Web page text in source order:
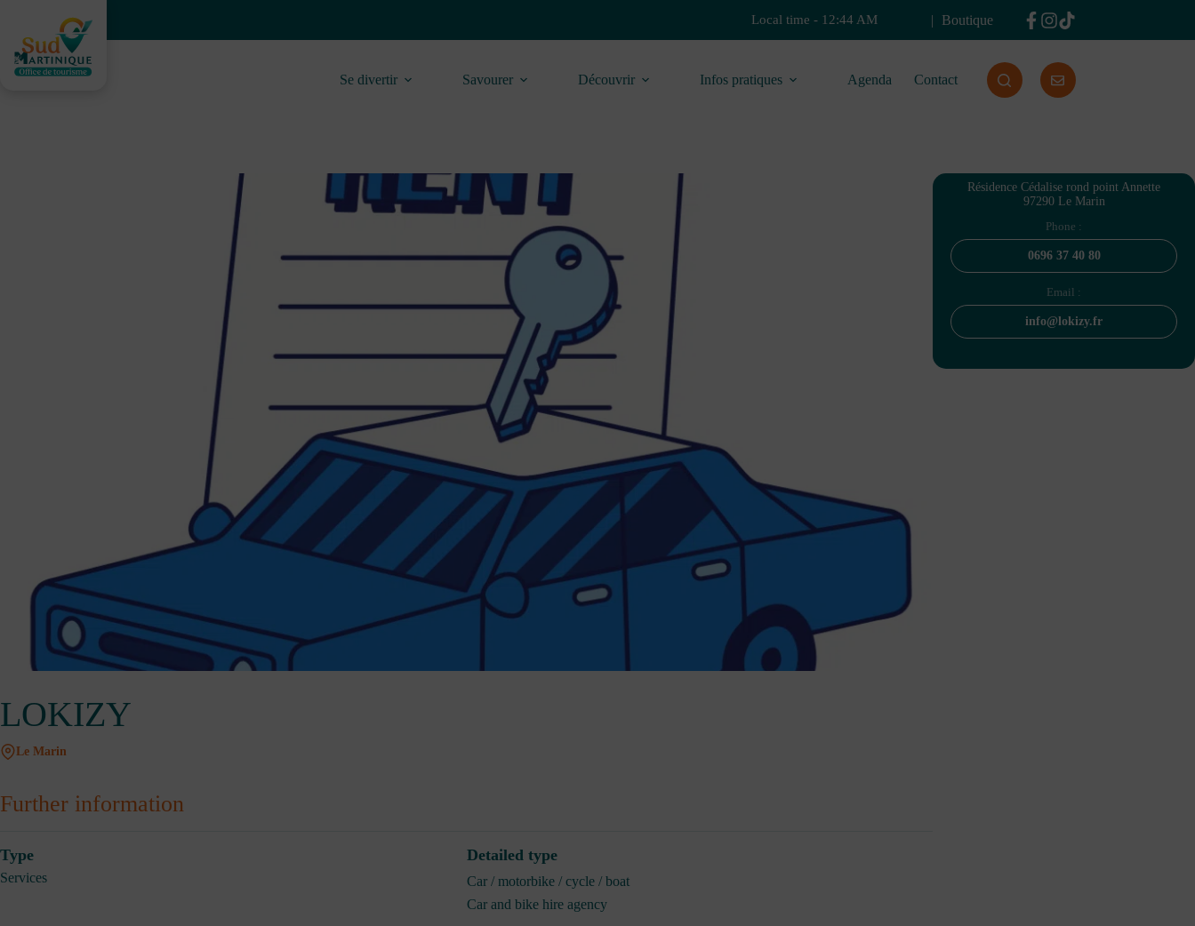
content
Local time - 12:44 AM Boutique
Se divertir Savourer Découvrir Infos pratiques Agenda Contact
LOKIZY
Le Marin
Further information
Type
Services
Detailed type
Car / motorbike / cycle / boat
Car and bike hire agency
Résidence Cédalise rond point Annette
97290 Le Marin
Phone :
0696 37 40 80
Email :
info@lokizy.fr